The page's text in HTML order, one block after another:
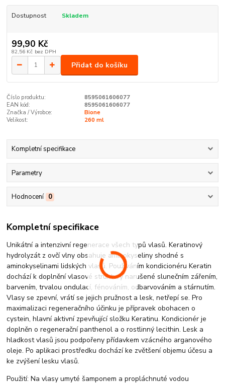
Dostupnost Skladem
99,90 Kč
82,56 Kč bez DPH
Přidat do košíku
Číslo produktu:
8595061606077
EAN kód:
8595061606077
Značka / Výrobce:
Bione
Velikost:
260 ml
Kompletní specifikace
Parametry
Hodnocení 0
Kompletní specifikace
Unikátní a intenzivní regenerace všech typů vlasů. Keratinový
hydrolyzát z ovčí vlny obsahuje aminokyseliny shodné s
aminokyselinami lidských vlasů. Používáním kondicionéru Keratin
dochází k doplnění vlasové struktury narušené slunečním zářením,
barvením, trvalou ondulací, fénováním, odbarvováním a stárnutím.
Vlasy se zpevní, vrátí se jejich pružnost a lesk, netřepí se. Pro
maximalizaci regeneračního účinku je přípravek obohacen o
cystein, hlavní aktivní zpevňující složku Keratinu. Kondicionér je
doplněn o regenerační panthenol a o rostlinný lecithin. Lesk a
hladkost vlasů jsou podpořeny přídavkem vzácného arganového
oleje. Po aplikaci prostředku dochází ke zvětšení objemu účesu a
ke zvýšení lesku vlasů.
Použití: Na vlasy umyté šamponem a propláchnuté vodou